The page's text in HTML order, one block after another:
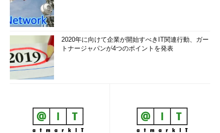
2020年に向けて企業が開始すべきIT関連行動、ガー
トナージャパンが4つのポイントを発表